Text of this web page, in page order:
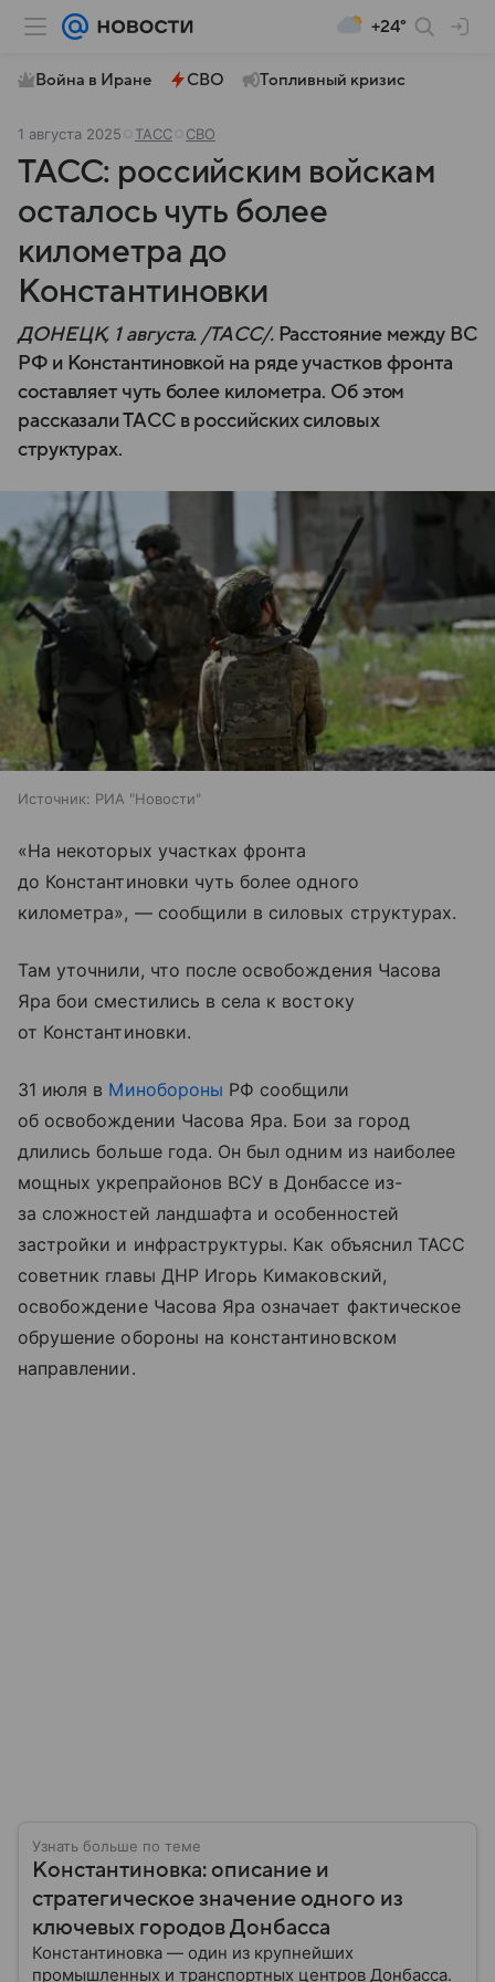
+24°
Война в Иране СВО Топливный кризис
1 августа 2025 ТАСС СВО
ТАСС: российским войскам
осталось чуть более
километра до
Константиновки
ДОНЕЦК, 1 августа. /ТАСС/. Расстояние между ВС
РФ и Константиновкой на ряде участков фронта
составляет чуть более километра. Об этом
рассказали ТАСС в российских силовых
структурах.
Источник: РИА "Новости"
«На некоторых участках фронта
до Константиновки чуть более одного
километра», — сообщили в силовых структурах.
Там уточнили, что после освобождения Часова
Яра бои сместились в села к востоку
от Константиновки.
31 июля в Минобороны РФ сообщили
об освобождении Часова Яра. Бои за город
длились больше года. Он был одним из наиболее
мощных укрепрайонов ВСУ в Донбассе из-
за сложностей ландшафта и особенностей
застройки и инфраструктуры. Как объяснил ТАСС
советник главы ДНР Игорь Кимаковский,
освобождение Часова Яра означает фактическое
обрушение обороны на константиновском
направлении.
Узнать больше по теме
Константиновка: описание и
стратегическое значение одного из
ключевых городов Донбасса
Константиновка — один из крупнейших
промышленных и транспортных центров Донбасса.